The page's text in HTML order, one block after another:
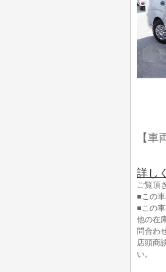
【車
詳し
ご覧頂
■この
■この
他の在
問合わ
店頭商
い。